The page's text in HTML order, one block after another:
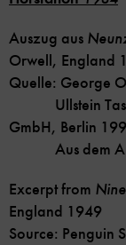
Auszug aus
Orwell, England
Quelle: George
Ullstein
GmbH, Berlin
Aus dem
Excerpt from
England 1949
Source: Penguin